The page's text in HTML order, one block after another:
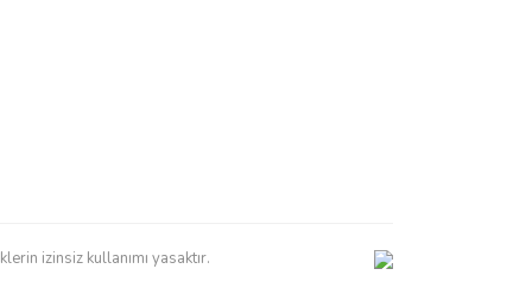
izinsiz kullanımı yasaktır.